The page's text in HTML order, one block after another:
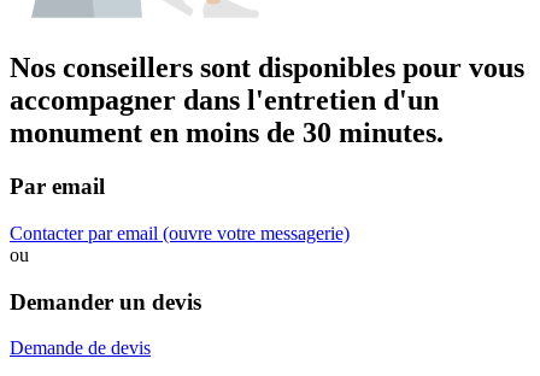
Nos conseillers sont disponibles pour vous
accompagner dans l'entretien d'un
monument en moins de 30 minutes.
Par email
Contacter par email (ouvre votre messagerie)
ou
Demander un devis
Demande de devis